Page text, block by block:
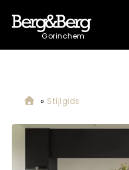
Gorinchem
» Stijlgids